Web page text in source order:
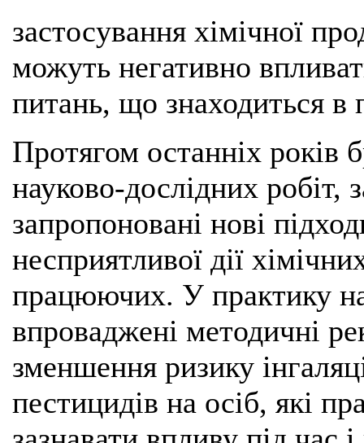
застосування хімічної
можуть негативно
питань, що знаходиться в
Протягом останніх років
науково-дослідних робіт,
запропоновані нові
несприятливої дії
працюючих. У практику
впроваджені методичні
зменшення ризику
пестицидів на осіб, які